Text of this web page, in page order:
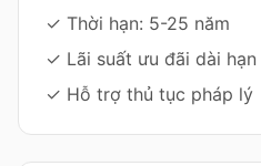
✓ Thời hạn: 5-25 năm
✓ Lãi suất ưu đãi dài hạn
✓ Hỗ trợ thủ tục pháp lý